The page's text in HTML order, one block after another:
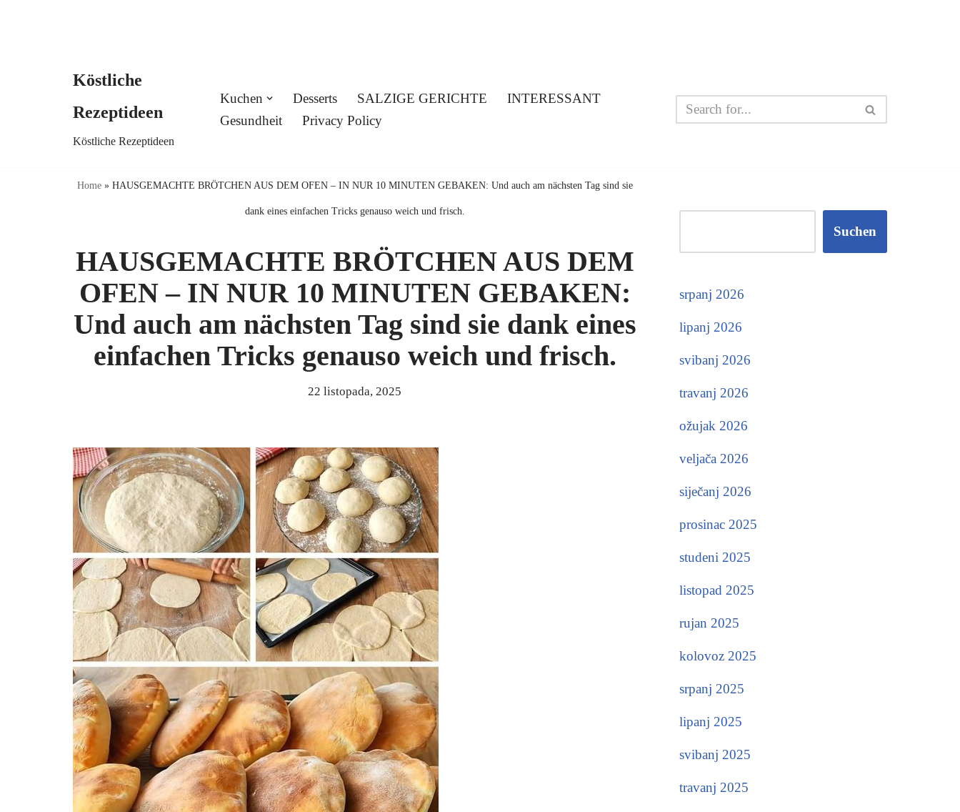
Köstliche
Rezeptideen
Köstliche Rezeptideen
Kuchen Desserts SALZIGE GERICHTE
INTERESSANT
Gesundheit
Privacy Policy
Home» HAUSGEMACHTE BRÖTCHEN AUS DEM OFEN – IN NUR 10 MINUTEN GEBAKEN: Und auch am nächsten Tag sind sie
dank eines einfachen Tricks genauso weich und frisch.
HAUSGEMACHTE BRÖTCHEN AUS DEM
OFEN – IN NUR 10 MINUTEN GEBAKEN:
Und auch am nächsten Tag sind sie dank eines
einfachen Tricks genauso weich und frisch.
22 listopada, 2025
Suchen
srpanj 2026
lipanj 2026
svibanj 2026
travanj 2026
ožujak 2026
veljača 2026
siječanj 2026
prosinac 2025
studeni 2025
listopad 2025
rujan 2025
kolovoz 2025
srpanj 2025
lipanj 2025
svibanj 2025
travanj 2025